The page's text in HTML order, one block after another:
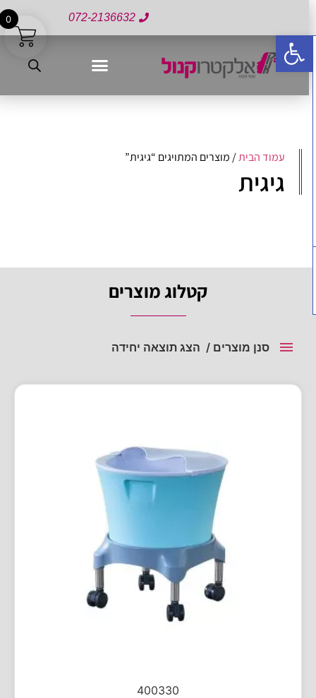
פתח סרגל נגישות
072-2136632
עמוד הבית/ מוצרים המתויגים “גיגית”
גיגית
קטלוג מוצרים
סנן מוצרים הצג תוצאה יחידה
400330
0